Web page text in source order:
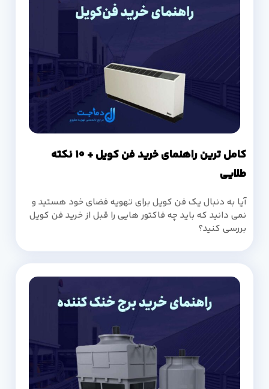
کامل ترین راهنمای خرید فن کویل + 10 نکته
طلایی
آیا به دنبال یک فن کویل برای تهویه فضای خود هستید و
نمی دانید که باید چه فاکتور هایی را قبل از خرید فن کویل
بررسی کنید؟